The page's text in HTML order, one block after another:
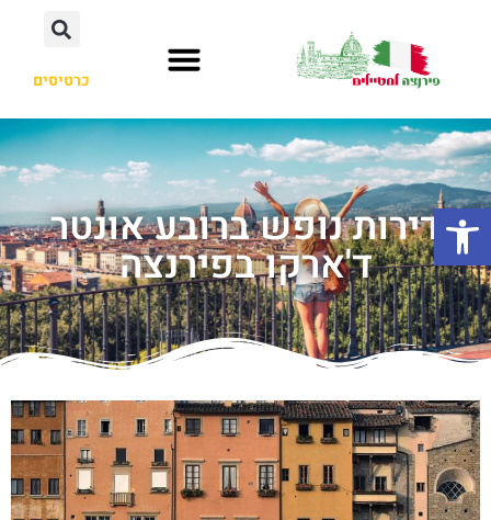
כרטיסים
דירות נופש ברובע אונטר
ד'ארקו בפירנצה
פתח סרגל נגישות